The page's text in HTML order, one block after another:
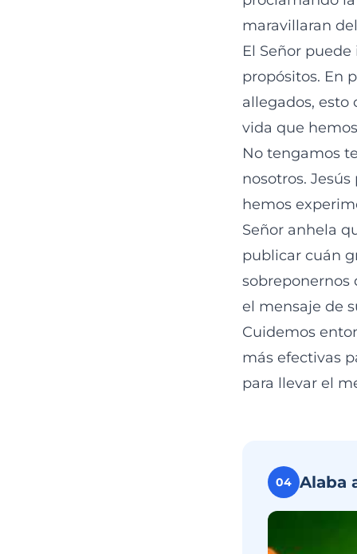
maravillaran
El Señor
propósitos. En
allegados, esto
vida que
No tengamos
nosotros.
hemos
Señor anhela
publicar cuán
sobreponernos
el mensaje de
Cuidemos
más efectivas
para llevar el
04 Alaba